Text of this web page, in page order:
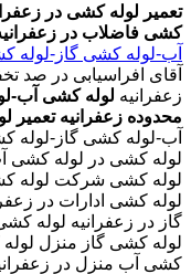
تعمیر لوله کشی در
کشی فاضلاب در
آب-لوله کشی گاز-لوله
آقای افراسیابی در صد
زعفرانیه لوله کشی آب-
محدوده زعفرانیه تعمیر
آب-لوله کشی گاز-لوله
لوله کشی در لوله کشی
لوله کشی شرکت لوله
لوله کشی ادارات در
گاز در زعفرانیه لوله
لوله کشی گاز منزل
کشی آب منزل در